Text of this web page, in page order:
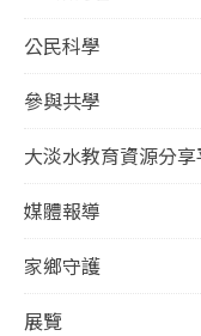
公民科學
參與共學
大淡水教育資源分享
媒體報導
家鄉守護
展覽